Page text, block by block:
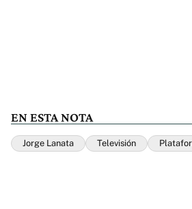
EN ESTA NOTA
Jorge Lanata Televisión